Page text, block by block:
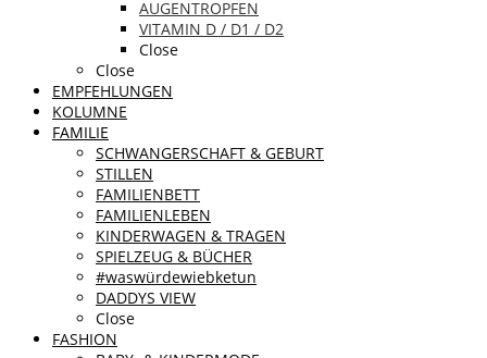
AUGENTROPFEN
VITAMIN D / D1 / D2
Close
Close
EMPFEHLUNGEN
KOLUMNE
FAMILIE
SCHWANGERSCHAFT & GEBURT
STILLEN
FAMILIENBETT
FAMILIENLEBEN
KINDERWAGEN & TRAGEN
SPIELZEUG & BÜCHER
#waswürdewiebketun
DADDYS VIEW
Close
FASHION